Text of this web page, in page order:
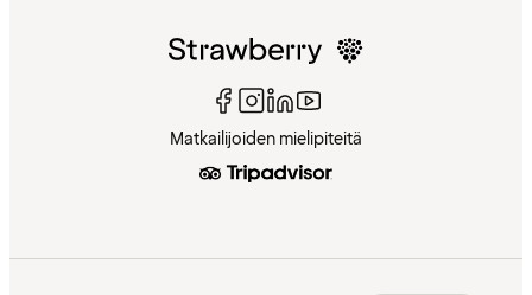
Matkailijoiden mielipiteitä